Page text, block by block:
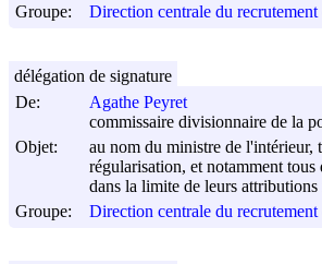
Groupe:
Direction centrale du
De:
Agathe Peyret
commissaire divisionnaire de la
Objet:
au nom du ministre de l'intérieur,
régularisation, et notamment
dans la limite de leurs attributions
Groupe:
Direction centrale du
délégation de signature